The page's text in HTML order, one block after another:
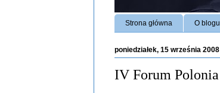
Strona główna O blogu
poniedziałek, 15 września 2008
IV Forum Polonia